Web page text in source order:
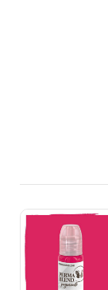
Цена
Количество